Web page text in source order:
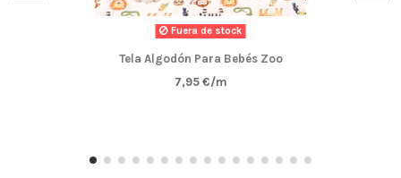
Fuera de stock
Tela Algodón Para Bebés Zoo
7,95 €/m